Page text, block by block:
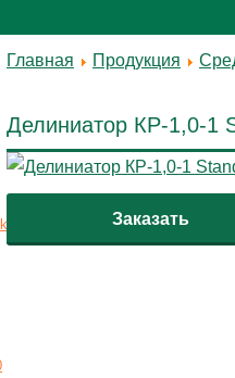
Главная Продукция
Делиниатор КР-1,0-1
Заказать